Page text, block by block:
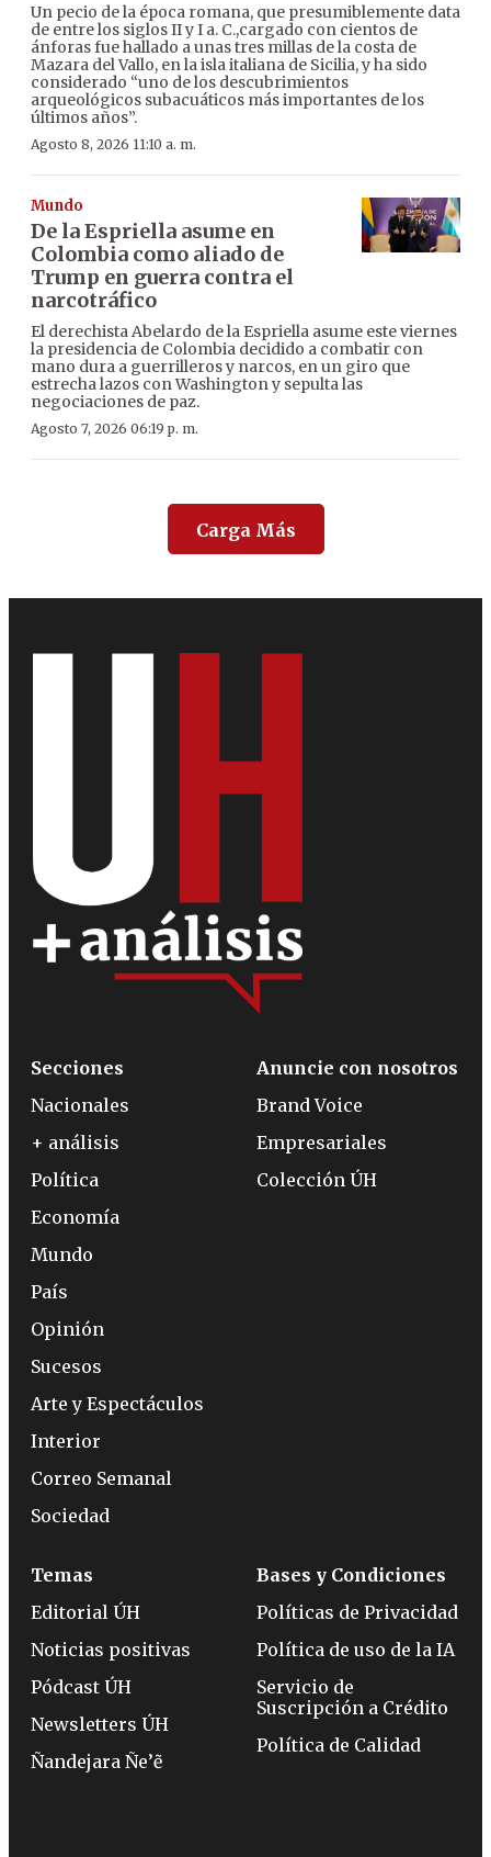
Un pecio de la época romana, que presumiblemente data
de entre los siglos II y I a. C.,cargado con cientos de
ánforas fue hallado a unas tres millas de la costa de
Mazara del Vallo, en la isla italiana de Sicilia, y ha sido
considerado “uno de los descubrimientos
arqueológicos subacuáticos más importantes de los
últimos años”.
Agosto 8, 2026 11:10 a. m.
Mundo
De la Espriella asume en
Colombia como aliado de
Trump en guerra contra el
narcotráfico
El derechista Abelardo de la Espriella asume este viernes
la presidencia de Colombia decidido a combatir con
mano dura a guerrilleros y narcos, en un giro que
estrecha lazos con Washington y sepulta las
negociaciones de paz.
Agosto 7, 2026 06:19 p. m.
Carga Más
Secciones
Nacionales
+ análisis
Política
Economía
Mundo
País
Opinión
Sucesos
Arte y Espectáculos
Interior
Correo Semanal
Sociedad
Anuncie con nosotros
Brand Voice
Empresariales
Colección ÚH
Temas
Editorial ÚH
Noticias positivas
Pódcast ÚH
Newsletters ÚH
Ñandejara Ñe’ẽ
Bases y Condiciones
Políticas de Privacidad
Política de uso de la IA
Servicio de
Suscripción a Crédito
Política de Calidad